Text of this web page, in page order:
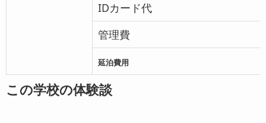
IDカード代
管理費
延泊費用
この学校の体験談